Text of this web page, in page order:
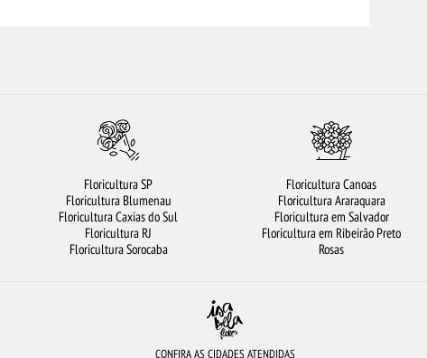
ROSAS BRANCAS
CIDADES MAIS PROCURADAS FLORICULTURA JOÃO PESSOA
ROSAS AMARELAS FLORICULTURA NITERÓI FLORICULTURA SANTOS
FLORES VERMELHAS FLORICULTURA SALVADOR FLORICULTURA CAMPINAS
Floricultura SP
Floricultura Blumenau
Floricultura Caxias do Sul
Floricultura RJ
Floricultura Sorocaba
Floricultura Canoas
Floricultura Araraquara
Floricultura em Salvador
Floricultura em Ribeirão Preto
Rosas
CONFIRA AS CIDADES ATENDIDAS